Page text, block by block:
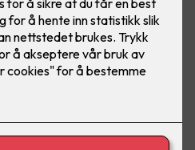
SO
Sort
design og farger